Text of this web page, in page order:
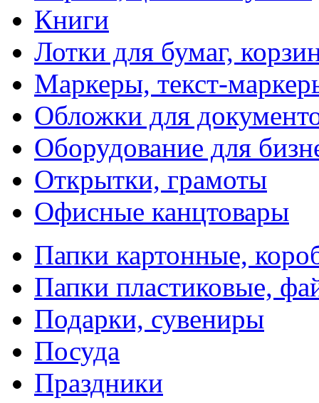
Книги
Лотки для бумаг,
Маркеры, текст-
Обложки для
Оборудование для
Открытки, грамоты
Офисные канцтовары
Папки картонные,
Папки пластиковые,
Подарки, сувениры
Посуда
Праздники